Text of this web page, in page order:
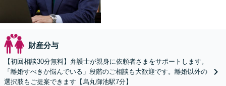
財産分与
【初回相談30分無料】弁護士が親身に依頼者さまをサポートします。
「離婚すべきか悩んでいる」段階のご相談も大歓迎です。離婚以外の
選択肢もご提案できます【烏丸御池駅7分】